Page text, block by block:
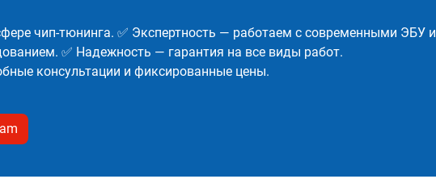
чип-тюнинга. ✅ Экспертность — работаем с современными ЭБУ и
✅ Надежность — гарантия на все виды работ.
консультации и фиксированные цены.